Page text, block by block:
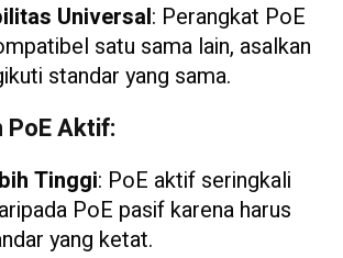
Universal: Perangkat PoE
satu sama lain, asalkan
standar yang sama.
PoE Aktif:
Tinggi: PoE aktif seringkali
PoE pasif karena harus
yang ketat.